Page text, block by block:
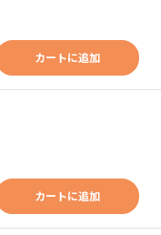
カートに追加
カートに追加